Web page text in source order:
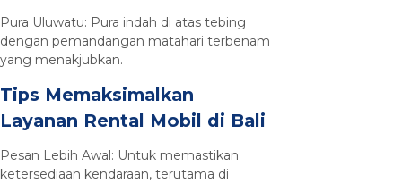
Pura Uluwatu: Pura indah di atas tebing
dengan pemandangan matahari terbenam
yang menakjubkan.
Tips Memaksimalkan
Layanan Rental Mobil di Bali
Pesan Lebih Awal: Untuk memastikan
ketersediaan kendaraan, terutama di